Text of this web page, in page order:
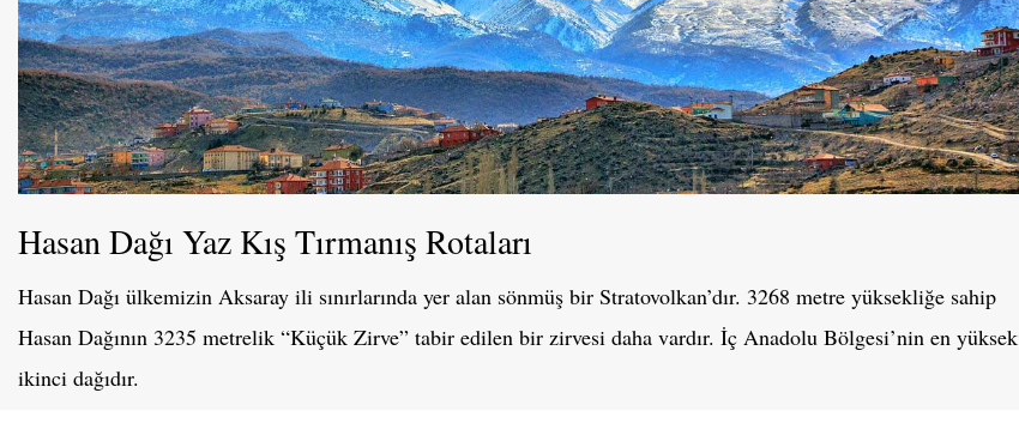
Hasan Dağı Yaz Kış Tırmanış Rotaları
Hasan Dağı ülkemizin Aksaray ili sınırlarında yer alan sönmüş bir Stratovolkan’dır. 3268 metre yüksekliğe sahip
Hasan Dağının 3235 metrelik “Küçük Zirve” tabir edilen bir zirvesi daha vardır. İç Anadolu Bölgesi’nin en yüksek
ikinci dağıdır.